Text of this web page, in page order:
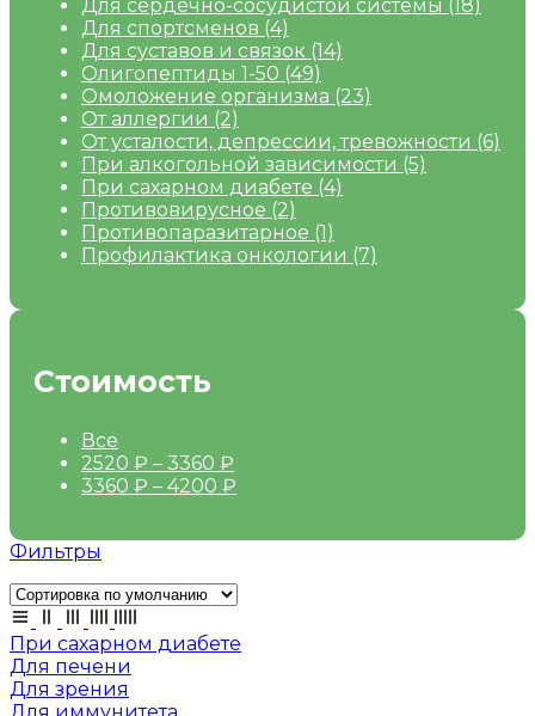
Для сердечно-сосудистой системы (18)
Для спортсменов (4)
Для суставов и связок (14)
Олигопептиды 1-50 (49)
Омоложение организма (23)
От аллергии (2)
От усталости, депрессии, тревожности (6)
При алкогольной зависимости (5)
При сахарном диабете (4)
Противовирусное (2)
Противопаразитарное (1)
Профилактика онкологии (7)
Стоимость
Все
2520 ₽ – 3360 ₽
3360 ₽ – 4200 ₽
Фильтры
При сахарном диабете
Для печени
Для зрения